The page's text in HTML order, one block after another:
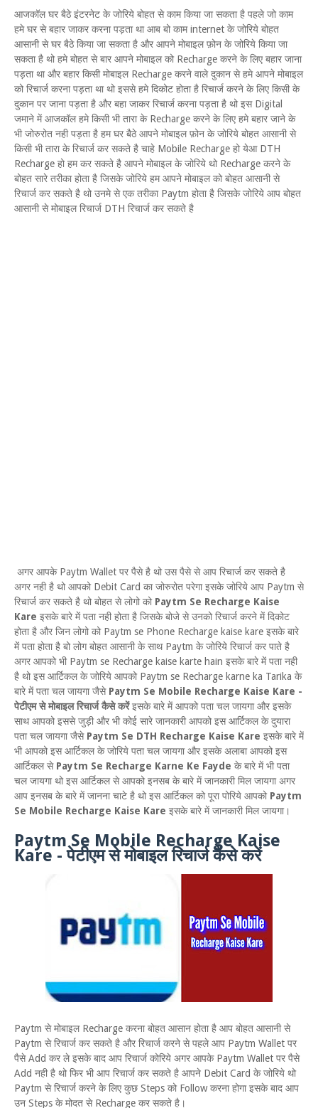
आजकॉल घर बैठे इंटरनेट के जोरिये बोहत से काम किया जा सकता है पहले जो काम
हमे घर से बहार जाकर करना पड़ता था आब बो काम internet के जोरिये बोहत
आसानी से घर बैठे किया जा सकता है और आपने मोबाइल फ़ोन के जोरिये किया जा
सकता है थो हमे बोहत से बार आपने मोबाइल को Recharge करने के लिए बहार जाना
पड़ता था और बहार किसी मोबाइल Recharge करने वाले दुकान से हमे आपने मोबाइल
को रिचार्ज करना पड़ता था थो इससे हमे दिकोट होता है रिचार्ज करने के लिए किसी के
दुकान पर जाना पड़ता है और बहा जाकर रिचार्ज करना पड़ता है थो इस Digital
जमाने में आजकॉल हमे किसी भी तारा के Recharge करने के लिए हमे बहार जाने के
भी जोरुरोत नही पड़ता है हम घर बैठे आपने मोबाइल फ़ोन के जोरिये बोहत आसानी से
किसी भी तारा के रिचार्ज कर सकते है चाहे Mobile Recharge हो येआ DTH
Recharge हो हम कर सकते है आपने मोबाइल के जोरिये थो Recharge करने के
बोहत सारे तरीका होता है जिसके जोरिये हम आपने मोबाइल को बोहत आसानी से
रिचार्ज कर सकते है थो उनमे से एक तरीका Paytm होता है जिसके जोरिये आप बोहत
आसानी से मोबाइल रिचार्ज DTH रिचार्ज कर सकते है
अगर आपके Paytm Wallet पर पैसे है थो उस पैसे से आप रिचार्ज कर सकते है
अगर नही है थो आपको Debit Card का जोरुरोत परेगा इसके जोरिये आप Paytm से
रिचार्ज कर सकते है थो बोहत से लोगो को Paytm Se Recharge Kaise
Kare इसके बारे में पता नही होता है जिसके बोजे से उनको रिचार्ज करने में दिकोट
होता है और जिन लोगो को Paytm se Phone Recharge kaise kare इसके बारे
में पता होता है बो लोग बोहत आसानी के साथ Paytm के जोरिये रिचार्ज कर पाते है
अगर आपको भी Paytm se Recharge kaise karte hain इसके बारे में पता नही
है थो इस आर्टिकल के जोरिये आपको Paytm se Recharge karne ka Tarika के
बारे में पता चल जायगा जैसे Paytm Se Mobile Recharge Kaise Kare -
पेटीएम से मोबाइल रिचार्ज कैसे करेंइसके बारे में आपको पता चल जायगा और इसके
साथ आपको इससे जुड़ी और भी कोई सारे जानकारी आपको इस आर्टिकल के दुयारा
पता चल जायगा जैसे Paytm Se DTH Recharge Kaise Kare इसके बारे में
भी आपको इस आर्टिकल के जोरिये पता चल जायगा और इसके अलाबा आपको इस
आर्टिकल से Paytm Se Recharge Karne Ke Fayde के बारे में भी पता
चल जायगा थो इस आर्टिकल से आपको इनसब के बारे में जानकारी मिल जायगा अगर
आप इनसब के बारे में जानना चाटे है थो इस आर्टिकल को पूरा पोरिये आपको Paytm
Se Mobile Recharge Kaise Kare इसके बारे में जानकारी मिल जायगा।
Paytm Se Mobile Recharge Kaise
Kare - पेटीएम से मोबाइल रिचार्ज कैसे करें
Paytm से मोबाइल Recharge करना बोहत आसान होता है आप बोहत आसानी से
Paytm से रिचार्ज कर सकते है और रिचार्ज करने से पहले आप Paytm Wallet पर
पैसे Add कर ले इसके बाद आप रिचार्ज कोरिये अगर आपके Paytm Wallet पर पैसे
Add नही है थो फिर भी आप रिचार्ज कर सकते है आपने Debit Card के जोरिये थो
Paytm से रिचार्ज करने के लिए कुछ Steps को Follow करना होगा इसके बाद आप
उन Steps के मोदत से Recharge कर सकते है।